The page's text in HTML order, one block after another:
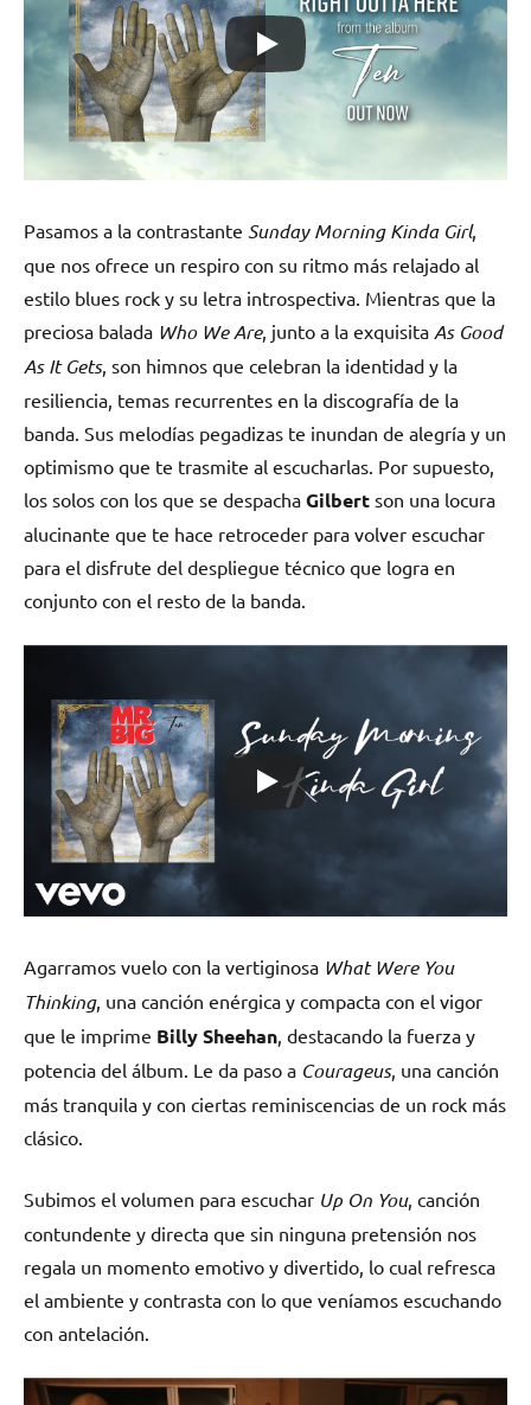
Pasamos a la contrastante Sunday Morning Kinda Girl,
que nos ofrece un respiro con su ritmo más relajado al
estilo blues rock y su letra introspectiva. Mientras que la
preciosa balada Who We Are, junto a la exquisita As Good
As It Gets, son himnos que celebran la identidad y la
resiliencia, temas recurrentes en la discografía de la
banda. Sus melodías pegadizas te inundan de alegría y un
optimismo que te trasmite al escucharlas. Por supuesto,
los solos con los que se despacha Gilbert son una locura
alucinante que te hace retroceder para volver escuchar
para el disfrute del despliegue técnico que logra en
conjunto con el resto de la banda.
Agarramos vuelo con la vertiginosa What Were You
Thinking, una canción enérgica y compacta con el vigor
que le imprime Billy Sheehan, destacando la fuerza y
potencia del álbum. Le da paso a Courageus, una canción
más tranquila y con ciertas reminiscencias de un rock más
clásico.
Subimos el volumen para escuchar Up On You, canción
contundente y directa que sin ninguna pretensión nos
regala un momento emotivo y divertido, lo cual refresca
el ambiente y contrasta con lo que veníamos escuchando
con antelación.